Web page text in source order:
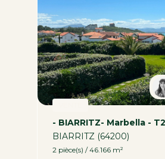
BIARRITZ (64200)
2 pièce(s) / 46.166 m²